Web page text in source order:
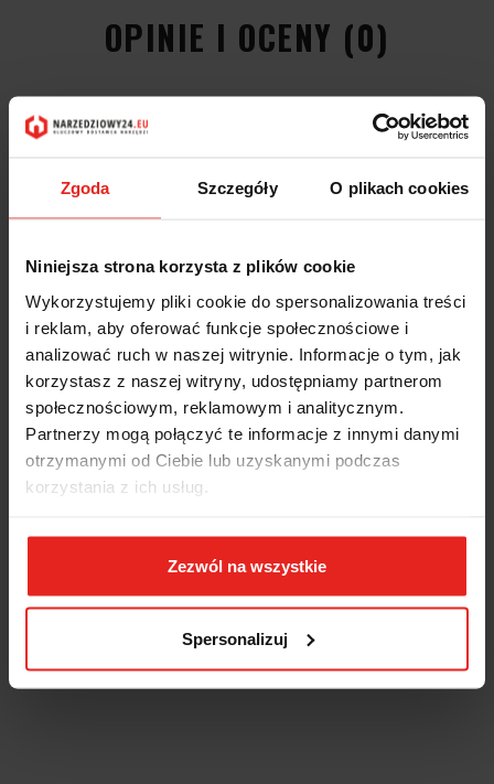
Zgoda Szczegóły O plikach cookies
Niniejsza strona korzysta z plików cookie
Wykorzystujemy pliki cookie do spersonalizowania treści
i reklam, aby oferować funkcje społecznościowe i
analizować ruch w naszej witrynie. Informacje o tym, jak
korzystasz z naszej witryny, udostępniamy partnerom
społecznościowym, reklamowym i analitycznym.
Partnerzy mogą połączyć te informacje z innymi danymi
otrzymanymi od Ciebie lub uzyskanymi podczas
korzystania z ich usług.
Zezwól na wszystkie
Spersonalizuj
OPINIE I OCENY (0)
Stahlwille
polerowane.
kod produktu
72090000
Klasa E 5.1
21049901
średnica mm
14
L mm
400
waga g
477
INNI KLIENCI KUPILI
RÓWNIEŻ